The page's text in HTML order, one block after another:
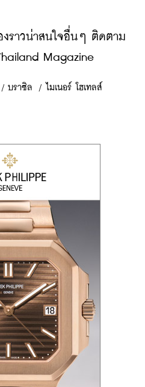
งราวน่าสนใจอื่นๆ ติดตาม
Magazine
/ บราซิล / ไมเนอร์ โฮเทลส์